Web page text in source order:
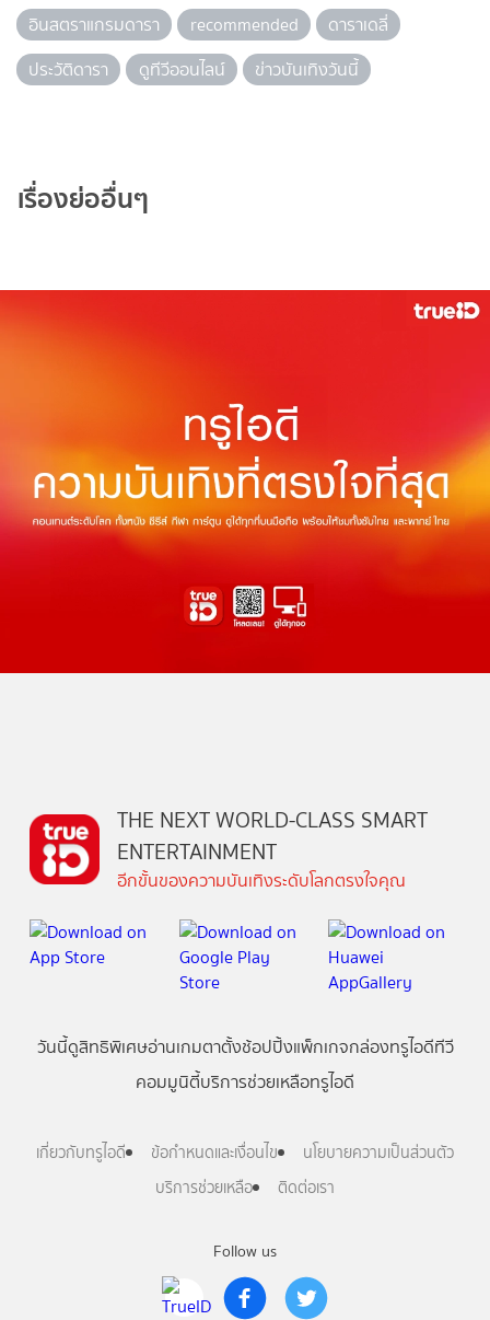
อินสตราแกรมดารา
recommended
ดาราเดลี่
ประวัติดารา
ดูทีวีออนไลน์ ข่าวบันเทิงวันนี้
เรื่องย่ออื่นๆ
Follow us
THE NEXT WORLD-CLASS SMART
ENTERTAINMENT
อีกขั้นของความบันเทิงระดับโลกตรงใจคุณ
วันนี้ดูสิทธิพิเศษอ่านเกมตาตั้งช้อปปิ้งแพ็กเกจกล่องทรูไอดีทีวี
คอมมูนิตี้บริการช่วยเหลือทรูไอดี
เกี่ยวกับทรูไอดี ข้อกำหนดและเงื่อนไข
นโยบายความเป็นส่วนตัว
บริการช่วยเหลือ
ติดต่อเรา